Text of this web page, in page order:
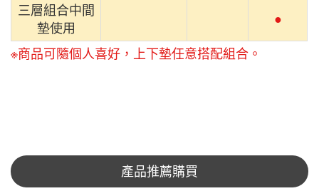
三層組合中間
墊使用
●
※商品可隨個人喜好，上下墊任意搭配組合。
產品推薦購買